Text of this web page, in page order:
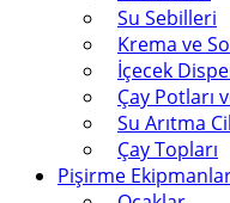
Su Sebilleri
Krema ve
İçecek
Çay Potları
Su Arıtma
Çay Topları
Pişirme